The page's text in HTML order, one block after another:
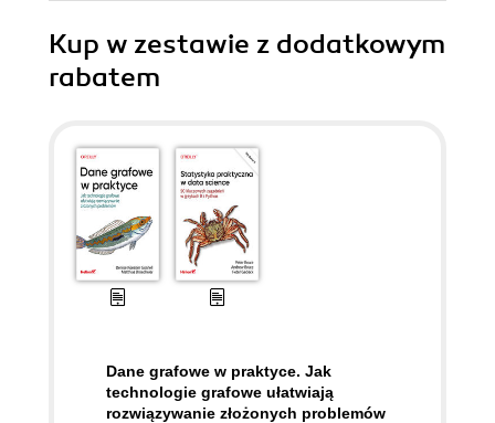
Kup w zestawie z dodatkowym
rabatem
Dane grafowe w praktyce. Jak
technologie grafowe ułatwiają
rozwiązywanie złożonych problemów